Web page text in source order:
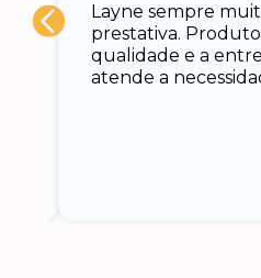
Layne sempre
prestativa.
qualidade e a
atende a